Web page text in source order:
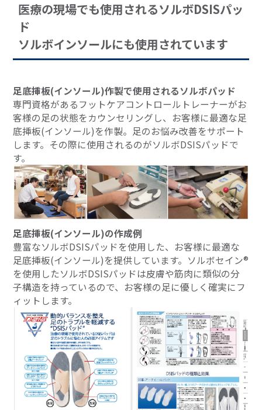
医療の現場でも使用されるソルボDSISパッ
ド
ソルボインソールにも使用されています
足底挿板(インソール)作製で使用されるソルボパッド
専門資格があるフットケアコントロールトレーナーがお
客様の足の状態をカウンセリングし、お客様に最適な足
底挿板(インソール)を作製。足のお悩み改善をサポート
します。その際に使用されるのがソルボDSISパッドで
す。
足底挿板(インソール)の作成例
豊富なソルボDSISパッドを使用した、お客様に最適な
足底挿板(インソール)を提供しています。ソルボセイン®
を使用したソルボDSISパッドは皮膚や筋肉に類似の分
子構造を持っているので、お客様の足に優しく確実にフ
ィットします。